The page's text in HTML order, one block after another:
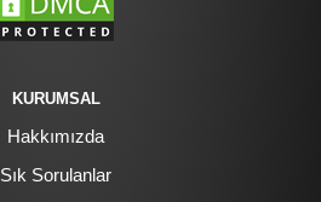
KURUMSAL
Hakkımızda
Sık Sorulanlar